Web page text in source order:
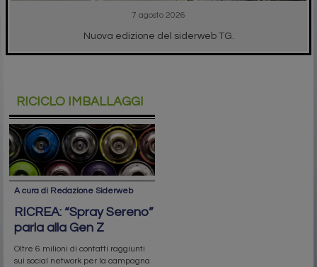
7 agosto 2026
Nuova edizione del siderweb TG.
RICICLO IMBALLAGGI
A cura di Redazione Siderweb
RICREA: “Spray Sereno”
parla alla Gen Z
Oltre 6 milioni di contatti raggiunti
sui social network per la campagna